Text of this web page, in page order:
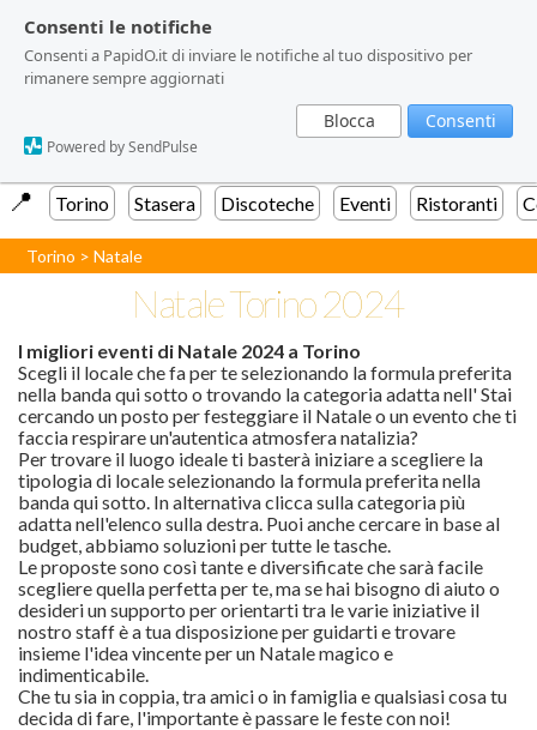
Consenti le notifiche
Consenti a PapidO.it di inviare le notifiche al tuo dispositivo per
rimanere sempre aggiornati
Blocca Consenti
Powered by SendPulse
Consenti le notifiche
Consenti a PapidO.it di inviare le notifiche al tuo dispositivo per
rimanere sempre aggiornati
Blocca Consenti
Powered by SendPulse
📍️ Torino Stasera Discoteche Eventi Ristoranti
Torino >Natale
Natale Torino 2024
I migliori eventi di Natale 2024 a Torino
Scegli il locale che fa per te selezionando la formula preferita
nella banda qui sotto o trovando la categoria adatta nell' Stai
cercando un posto per festeggiare il Natale o un evento che ti
faccia respirare un'autentica atmosfera natalizia?
Per trovare il luogo ideale ti basterà iniziare a scegliere la
tipologia di locale selezionando la formula preferita nella
banda qui sotto. In alternativa clicca sulla categoria più
adatta nell'elenco sulla destra. Puoi anche cercare in base al
budget, abbiamo soluzioni per tutte le tasche.
Le proposte sono così tante e diversificate che sarà facile
scegliere quella perfetta per te, ma se hai bisogno di aiuto o
desideri un supporto per orientarti tra le varie iniziative il
nostro staff è a tua disposizione per guidarti e trovare
insieme l'idea vincente per un Natale magico e
indimenticabile.
Che tu sia in coppia, tra amici o in famiglia e qualsiasi cosa tu
decida di fare, l'importante è passare le feste con noi!